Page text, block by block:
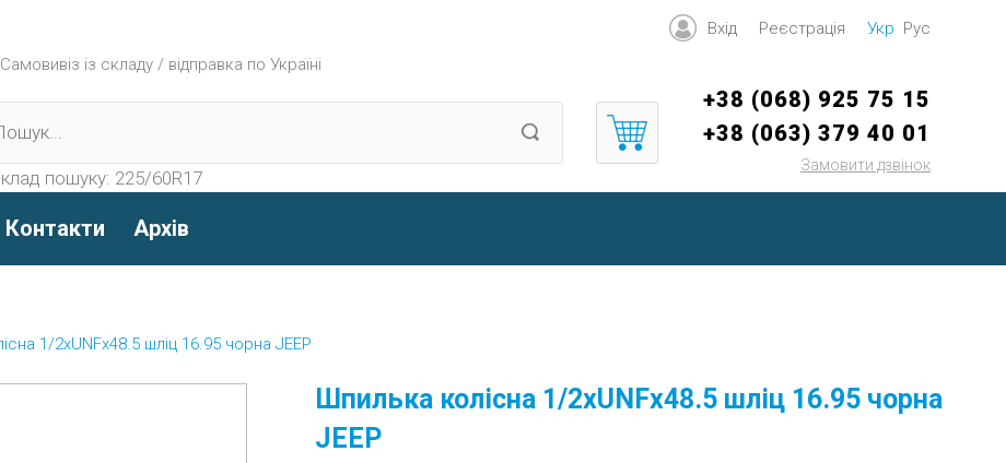
Вхід Реєстрація Укр Рус
із складу / відправка по Україні
пошуку: 225/60R17
+38 (068) 925 75 15
+38 (063) 379 40 01
Замовити дзвінок
Контакти Архів
1/2xUNFx48.5 шліц 16.95 чорна JEEP
Шпилька колісна 1/2xUNFx48.5 шліц 16.95 чорна
JEEP